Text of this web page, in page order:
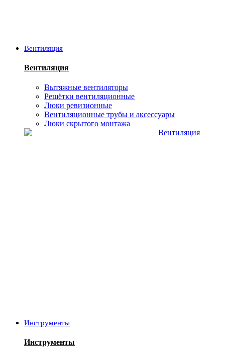
Вентиляция
Вентиляция
Вытяжные вентиляторы
Решётки вентиляционные
Люки ревизионные
Вентиляционные трубы и аксессуары
Люки скрытого монтажа
Инструменты
Инструменты